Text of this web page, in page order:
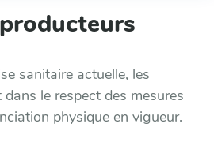
sanitaire actuelle, les
le respect des mesures
physique en vigueur.